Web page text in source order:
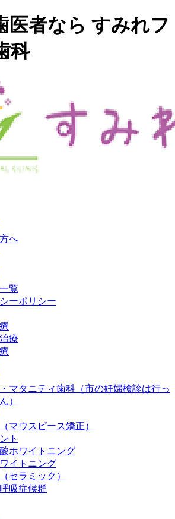
医者なら すみれフ
科
へ
覧
ーポリシー
療
マタニティ歯科（市の妊婦検診は行っ
）
マウスピース矯正）
ト
ホワイトニング
イトニング
セラミック）
吸症候群